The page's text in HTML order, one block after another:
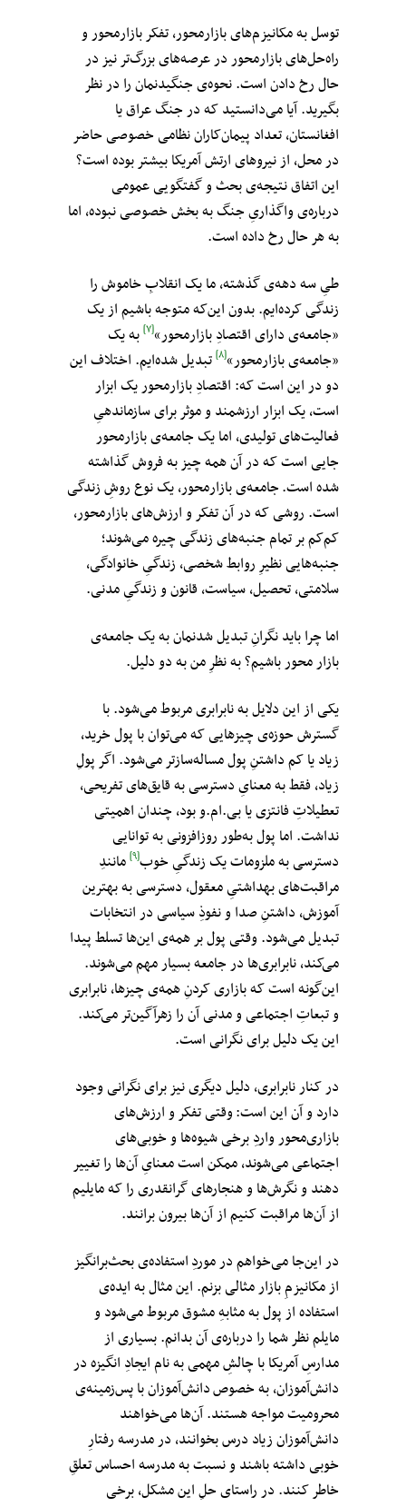
توسل به مکانیزم‌های بازار‌محور، تفکر بازار‌محور و
راه‌حل‌های بازار‌محور در عرصه‌های بزرگ‌تر نیز در
حال رخ دادن است. نحوه‌ی جنگیدنمان را در نظر
بگیرید. آیا می‌دانستید که در جنگ عراق یا
افغانستان، تعداد پیمان‌کاران نظامی خصوصی حاضر
در محل، از نیروهای ارتش آمریکا بیشتر بوده است؟
این اتفاق نتیجه‌ی بحث و گفتگویی عمومی
درباره‌ی واگذاریِ جنگ به بخش خصوصی نبوده، اما
به هر حال رخ داده است.
طیِ سه دهه‌ی گذشته، ما یک انقلابِ خاموش را
زندگی کرده‌ایم. بدون این‌که متوجه باشیم از یک
«جامعه‌ی دارای اقتصادِ بازار‌محور»[۷] به یک
«جامعه‌ی بازارمحور»[۸] تبدیل شده‌ایم. اختلاف این
دو در این است که: اقتصادِ بازار‌محور یک ابزار
است، یک ابزار ارزشمند و موثر برای سازماندهیِ
فعالیت‌های تولیدی، اما یک جامعه‌ی بازارمحور
جایی است که در آن همه چیز به فروش گذاشته
شده است. جامعه‌ی بازار‌محور، یک نوع روشِ زندگی
است. روشی که در آن تفکر و ارزش‌های بازارمحور،
کم‌کم بر تمام جنبه‌های زندگی چیره می‌شوند؛
جنبه‌هایی نظیرِ روابط شخصی، زندگیِ خانوادگی،
سلامتی، تحصیل، سیاست، قانون و زندگیِ مدنی.
اما چرا باید نگرانِ تبدیل شدنمان به یک جامعه‌ی
بازار محور باشیم؟ به نظرِ من به دو دلیل.
یکی از این دلایل به نابرابری مربوط می‌شود. با
گسترش حوزه‌ی چیزهایی که می‌توان با پول خرید،
زیاد یا کم داشتنِ پول مساله‌سازتر می‌شود. اگر پولِ
زیاد، فقط به معنایِ دسترسی به قایق‌های تفریحی،
تعطیلاتِ فانتزی یا بی.ام.و بود، چندان اهمیتی
نداشت. اما پول به‌طور روزافزونی به توانایی
دسترسی به ملزومات یک زندگیِ خوب[۹] مانندِ
مراقبت‌های بهداشتیِ معقول، دسترسی به بهترین
آموزش، داشتنِ صدا و نفوذِ سیاسی در انتخابات
تبدیل می‌شود. وقتی پول بر همه‌‌ی این‌ها تسلط پیدا
می‌کند، نابرابری‌ها در جامعه بسیار مهم می‌شوند.
این‌گونه است که بازاری کردنِ همه‌ی چیزها، نابرابری
و تبعاتِ اجتماعی و مدنی آن را زهرآگین‌تر می‌کند.
این یک دلیل برای نگرانی است.
در کنار نابرابری، دلیل دیگری نیز برای نگرانی وجود
دارد و آن این است: وقتی تفکر و ارزش‌های
بازاری‌محور واردِ برخی شیوه‌ها و خوبی‌های
اجتماعی می‌شوند، ممکن است معنای‌ِ آن‌ها را تغییر
دهند و نگرش‌ها و هنجارهای گرانقدری را که مایلیم
از آن‌ها مراقبت کنیم از آن‌ها بیرون برانند.
در این‌جا می‌خواهم در موردِ استفاده‌ی بحث‌برانگیز
از مکانیزمِ بازار مثالی بزنم. این مثال به ایده‌ی
استفاده از پول به مثابهِ مشوق مربوط می‌شود و
مایلم نظر شما را درباره‌‌ی آن بدانم. بسیاری از
مدارسِ آمریکا با چالشِ مهمی به نام ایجادِ انگیزه در
دانش‌آموزان، به‌ خصوص دانش‌آموزان با پس‌زمینه‌ی
محرومیت مواجه هستند. آن‌ها می‌خواهند
دانش‌آموزان زیاد درس‌ بخوانند، در مدرسه رفتارِ
خوبی داشته باشند و نسبت به مدرسه احساس تعلقِ
خاطر کنند. در راستای حلِ این مشکل، برخی